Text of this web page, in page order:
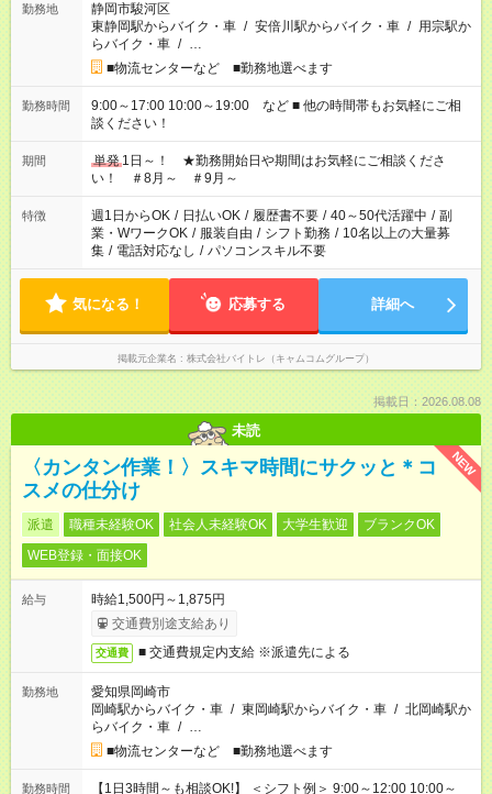
勤務地
静岡市駿河区
東静岡駅からバイク・車 / 安倍川駅からバイク・車 / 用宗駅か
らバイク・車 / …
■物流センターなど ■勤務地選べます
勤務時間
9:00～17:00 10:00～19:00 など ■ 他の時間帯もお気軽にご相
談ください！
期間 単発 1日～！ ★勤務開始日や期間はお気軽にご相談くださ
い！ ＃8月～ ＃9月～
特徴 週1日からOK / 日払いOK / 履歴書不要 / 40～50代活躍中 / 副
業・WワークOK / 服装自由 / シフト勤務 / 10名以上の大量募
集 / 電話対応なし / パソコンスキル不要
気になる！ 応募する 詳細へ
掲載元企業名 株式会社バイトレ（キャムコムグループ）
掲載日：2026.08.08
未読
NEW
〈カンタン作業！〉スキマ時間にサクッと＊コ
スメの仕分け
派遣 職種未経験OK 社会人未経験OK 大学生歓迎
ブランクOK
WEB登録・面接OK
給与
時給1,500円～1,875円
交通費別途支給あり
交通費 ■ 交通費規定内支給 ※派遣先による
勤務地
愛知県岡崎市
岡崎駅からバイク・車 / 東岡崎駅からバイク・車 / 北岡崎駅か
らバイク・車 / …
■物流センターなど ■勤務地選べます
勤務時間
【1日3時間～も相談OK!】 ＜シフト例＞ 9:00～12:00 10:00～